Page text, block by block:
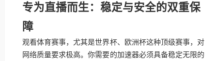
专为直播而生：稳定与安全的双重保
障
观看体育赛事，尤其是世界杯、欧洲杯这种顶级赛事，对
网络质量要求极高。你需要的加速器必须具备稳定无限的